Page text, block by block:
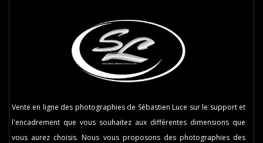
Vente en ligne des photographies de Sébastien Luce sur le support et
l'encadrement que vous souhaitez aux différentes dimensions que
vous aurez choisis. Nous vous proposons des photographies des